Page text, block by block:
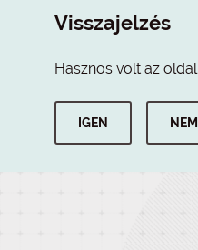
Visszajelzés
Hasznos volt az
IGEN NEM